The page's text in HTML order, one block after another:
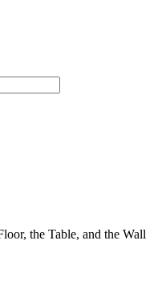
the Table, and the Wall